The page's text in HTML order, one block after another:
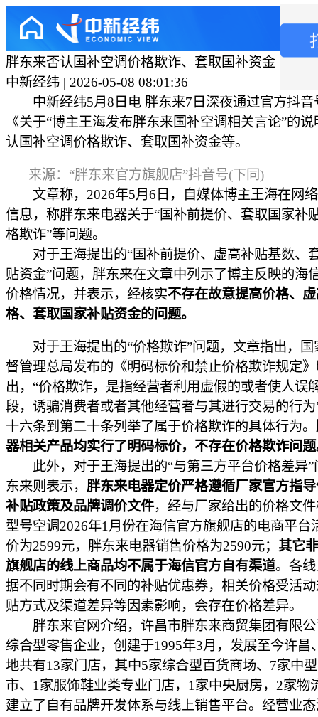
胖东来否认国补空调价格欺诈、套取国补资金
中新经纬 | 2026-05-08 08:01:36
中新经纬5月8日电 胖东来7日深夜通过官方抖音
《关于“博主王海发布胖东来国补空调相关言论”的
认国补空调价格欺诈、套取国补资金等。
来源：“胖东来官方旗舰店”抖音号(下同)
文章称，2026年5月6日，自媒体博主王海在网
信息，称胖东来电器关于“国补前提价、套取国家补
格欺诈”等问题。
对于王海提出的“国补前提价、虚高补贴基数、
贴资金”问题，胖东来在文章中列示了博主反映的海
价格情况，并表示，经核实不存在故意提高价格、
格、套取国家补贴资金的问题。
对于王海提出的“价格欺诈”问题，文章指出，国
督管理总局发布的《明码标价和禁止价格欺诈规定
出，“价格欺诈，是指经营者利用虚假的或者使人误
段，诱骗消费者或者其他经营者与其进行交易的行
十六条到第二十条列举了属于价格欺诈的具体行为。
器相关产品均实行了明码标价，不存在价格欺诈问
此外，对于王海提出的“与第三方平台价格差异”
东来则表示， 胖东来电器定价严格遵循厂家官方指
补贴政策及品牌调价文件，经与厂家给出的价格文
型号空调2026年1月份在海信官方旗舰店的电商平台
价为2599元，胖东来电器销售价格为2590元； 其它
旗舰店的线上商品均不属于海信官方自有渠道。各
据不同时期会有不同的补贴优惠券，相关价格受活
贴方式及渠道差异等因素影响，会存在价格差异。
胖东来官网介绍，许昌市胖东来商贸集团有限公
综合型零售企业，创建于1995年3月，发展至今许昌
地共有13家门店，其中5家综合型百货商场、7家中
市、1家服饰鞋业类专业门店，1家中央厨房，2家物
建立了自有品牌开发体系与线上销售平台。经营业